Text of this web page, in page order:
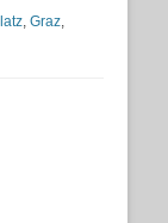
, Graz,